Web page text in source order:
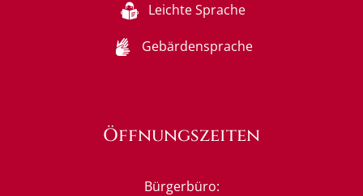
Leichte Sprache
Gebärdensprache
Öffnungszeiten
Bürgerbüro: